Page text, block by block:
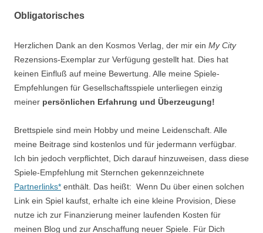
Obligatorisches
Herzlichen Dank an den Kosmos Verlag, der mir ein My City
Rezensions-Exemplar zur Verfügung gestellt hat. Dies hat
keinen Einfluß auf meine Bewertung. Alle meine Spiele-
Empfehlungen für Gesellschaftsspiele unterliegen einzig
meiner persönlichen Erfahrung und Überzeugung!
Brettspiele sind mein Hobby und meine Leidenschaft. Alle
meine Beitrage sind kostenlos und für jedermann verfügbar.
Ich bin jedoch verpflichtet, Dich darauf hinzuweisen, dass diese
Spiele-Empfehlung mit Sternchen gekennzeichnete
Partnerlinks* enthält. Das heißt: Wenn Du über einen solchen
Link ein Spiel kaufst, erhalte ich eine kleine Provision, Diese
nutze ich zur Finanzierung meiner laufenden Kosten für
meinen Blog und zur Anschaffung neuer Spiele. Für Dich